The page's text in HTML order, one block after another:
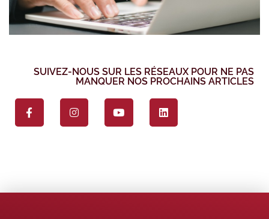
SUIVEZ-NOUS SUR LES RÉSEAUX POUR NE PAS
MANQUER NOS PROCHAINS ARTICLES